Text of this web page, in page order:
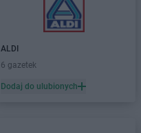
ALDI
6 gazetek
Dodaj do ulubionych